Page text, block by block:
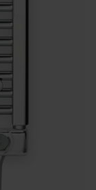
Policy